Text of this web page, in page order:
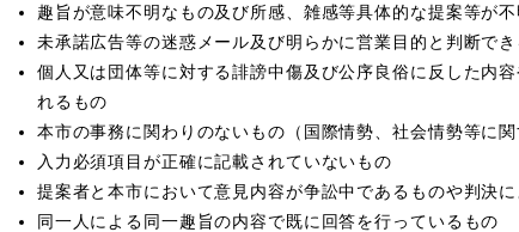
趣旨が意味不明なもの及び所感、雑感等具体的な提案等が
未承諾広告等の迷惑メール及び明らかに営業目的と判断で
個人又は団体等に対する誹謗中傷及び公序良俗に反した内
れるもの
本市の事務に関わりのないもの（国際情勢、社会情勢等に
入力必須項目が正確に記載されていないもの
提案者と本市において意見内容が争訟中であるものや判決
同一人による同一趣旨の内容で既に回答を行っているもの